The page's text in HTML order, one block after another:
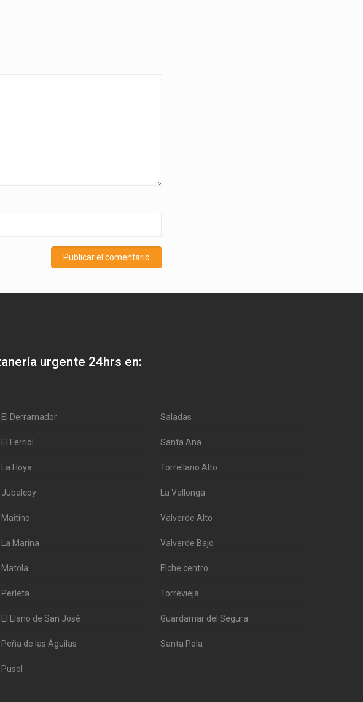
urgente 24hrs en:
El Derramador
El Ferriol
La Hoya
Jubalcoy
Maitino
La Marina
Matola
Perleta
El Llano de San José
Peña de las Àguilas
Pusol
Saladas
Santa Ana
Torrellano Alto
La Vallonga
Valverde Alto
Valverde Bajo
Elche centro
Torrevieja
Guardamar del Segura
Santa Pola